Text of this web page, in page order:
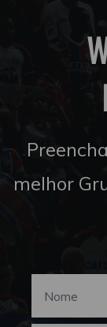
melhor